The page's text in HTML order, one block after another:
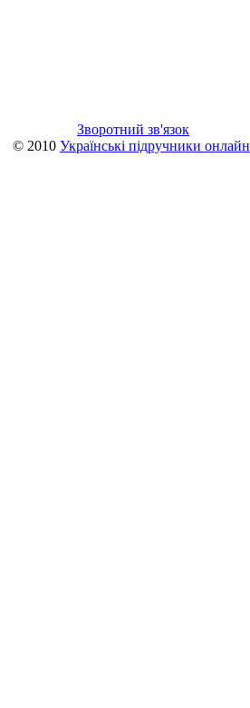
Зворотний зв'язок
© 2010 Українські підручники онлайн